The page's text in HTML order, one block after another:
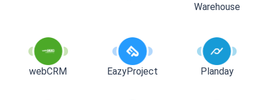
Warehouse
webCRM EazyProject Planday